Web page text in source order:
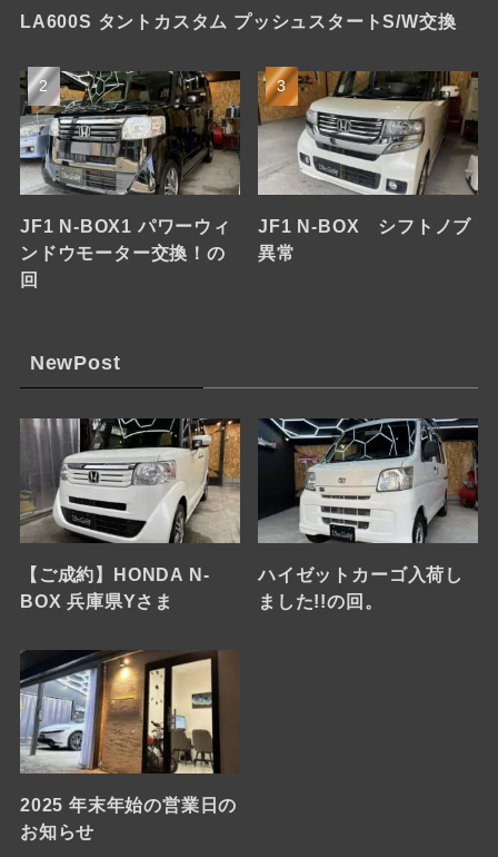
LA600S タントカスタム プッシュスタートS/W交換
JF1 N-BOX1 パワーウィ
ンドウモーター交換！の
回
JF1 N-BOX シフトノブ
異常
NewPost
【ご成約】HONDA N-
BOX 兵庫県Yさま
ハイゼットカーゴ入荷し
ました!!の回。
2025 年末年始の営業日の
お知らせ